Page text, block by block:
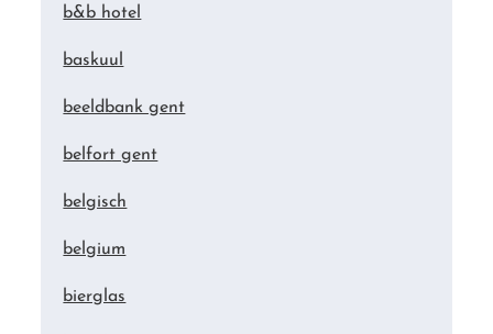
b&b hotel
baskuul
beeldbank gent
belfort gent
belgisch
belgium
bierglas